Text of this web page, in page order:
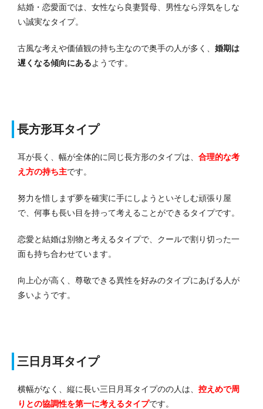
結婚・恋愛面では、女性なら良妻賢母、男性なら浮気をしな
い誠実なタイプ。
古風な考えや価値観の持ち主なので奥手の人が多く、 婚期は
遅くなる傾向にあるようです。
長方形耳タイプ
耳が長く、幅が全体的に同じ長方形のタイプは、 合理的な考
え方の持ち主です。
努力を惜しまず夢を確実に手にしようといそしむ頑張り屋
で、何事も長い目を持って考えることができるタイプです。
恋愛と結婚は別物と考えるタイプで、クールで割り切った一
面も持ち合わせています。
向上心が高く、尊敬できる異性を好みのタイプにあげる人が
多いようです。
三日月耳タイプ
横幅がなく、縦に長い三日月耳タイプのの人は、 控えめで周
りとの協調性を第一に考えるタイプです。